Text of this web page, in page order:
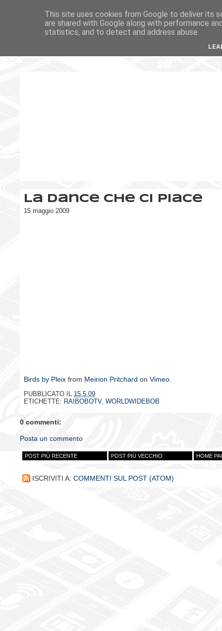
La dance che ci piace
15 maggio 2009
Birds by Pleix from Meirion Pritchard on Vimeo
PUBBLICATO IL 15.5.09
ETICHETTE: RAIBOBOTV, WORLDWIDEBOB
0 commenti:
Posta un commento
POST PIÙ RECENTE POST PIÙ VECCHIO HOME
ISCRIVITI A: COMMENTI SUL POST (ATOM)
This site uses cookies from Google to deliver its
are shared with Google along with performance
statistics, and to detect and address abuse.